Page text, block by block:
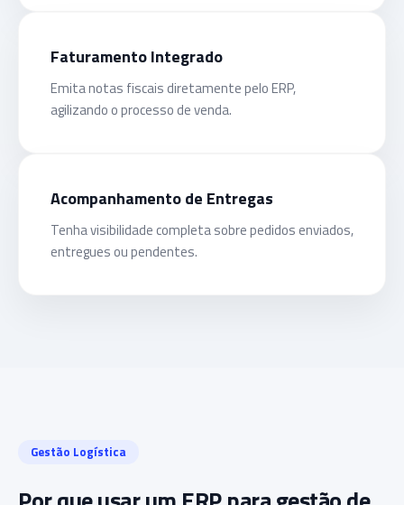
Faturamento Integrado
Emita notas fiscais diretamente pelo ERP,
agilizando o processo de venda.
Acompanhamento de Entregas
Tenha visibilidade completa sobre pedidos enviados,
entregues ou pendentes.
Gestão Logística